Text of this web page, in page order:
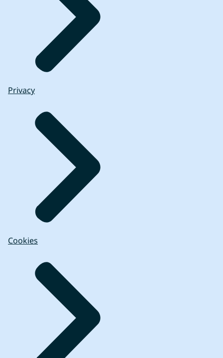
Privacy
Cookies